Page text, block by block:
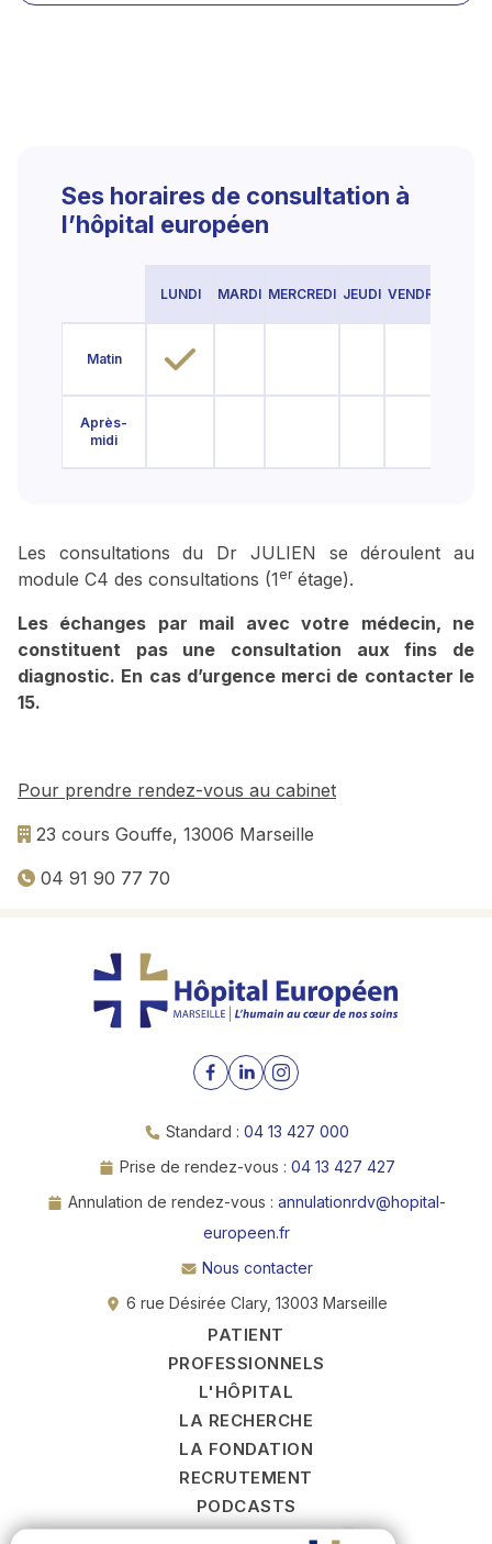
Ses horaires de consultation à
l’hôpital européen
LUNDI MARDI MERCREDI JEUDI VENDREDI
Matin
Après-
midi
Les consultations du Dr JULIEN se déroulent au
module C4 des consultations (1erétage).
Les échanges par mail avec votre médecin, ne
constituent pas une consultation aux fins de
diagnostic. En cas d’urgence merci de contacter le
15.
Pour prendre rendez-vous au cabinet
23 cours Gouffe, 13006 Marseille
04 91 90 77 70
Standard : 04 13 427 000
Prise de rendez-vous : 04 13 427 427
Annulation de rendez-vous : annulationrdv@hopital-
europeen.fr
Nous contacter
6 rue Désirée Clary, 13003 Marseille
PATIENT
PROFESSIONNELS
L'HÔPITAL
LA RECHERCHE
LA FONDATION
RECRUTEMENT
PODCASTS